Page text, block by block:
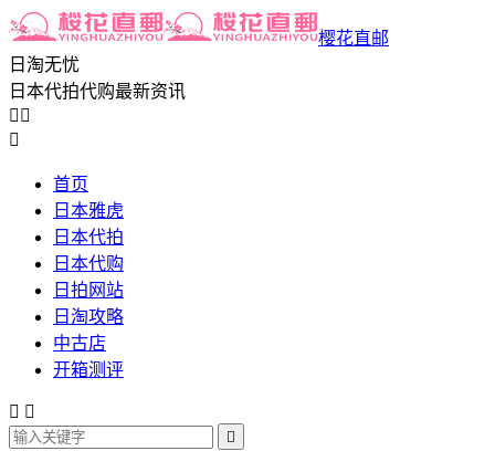
樱花直邮
日淘无忧
日本代拍代购最新资讯
 

首页
日本雅虎
日本代拍
日本代购
日拍网站
日淘攻略
中古店
开箱测评
 
